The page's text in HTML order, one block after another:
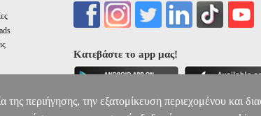
Κατεβάστε το app μας!
της περιήγησης, την εξατομίκευση περιεχομένου και